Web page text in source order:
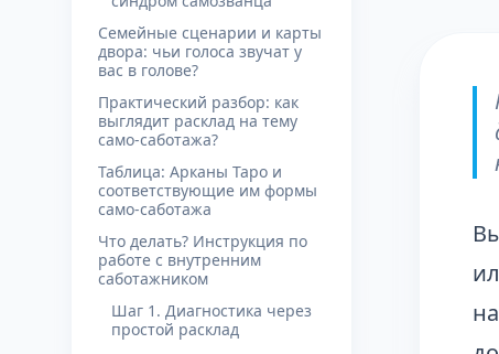
Семейные сценарии и карты
двора: чьи голоса звучат у
вас в голове?
Практический разбор: как
выглядит расклад на тему
само-саботажа?
Таблица: Арканы Таро и
соответствующие им формы
само-саботажа
Что делать? Инструкция по
работе с внутренним
саботажником
Шаг 1. Диагностика через
простой расклад